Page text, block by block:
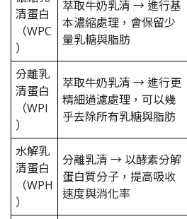
清蛋白
（WPC
）
萃取牛奶乳清 → 進行基
本濃縮處理，會保留少
量乳糖與脂肪
分離乳
清蛋白
（WPI
）
萃取牛奶乳清 → 進行更
精細過濾處理，可以幾
乎去除所有乳糖與脂肪
水解乳
清蛋白
（WPH
）
分離乳清 → 以酵素分解
蛋白質分子，提高吸收
速度與消化率